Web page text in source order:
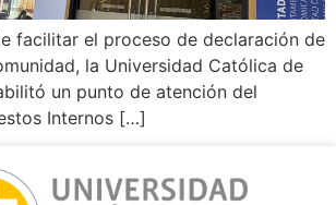
facilitar el proceso de declaración de
la Universidad Católica de
un punto de atención del
Internos […]